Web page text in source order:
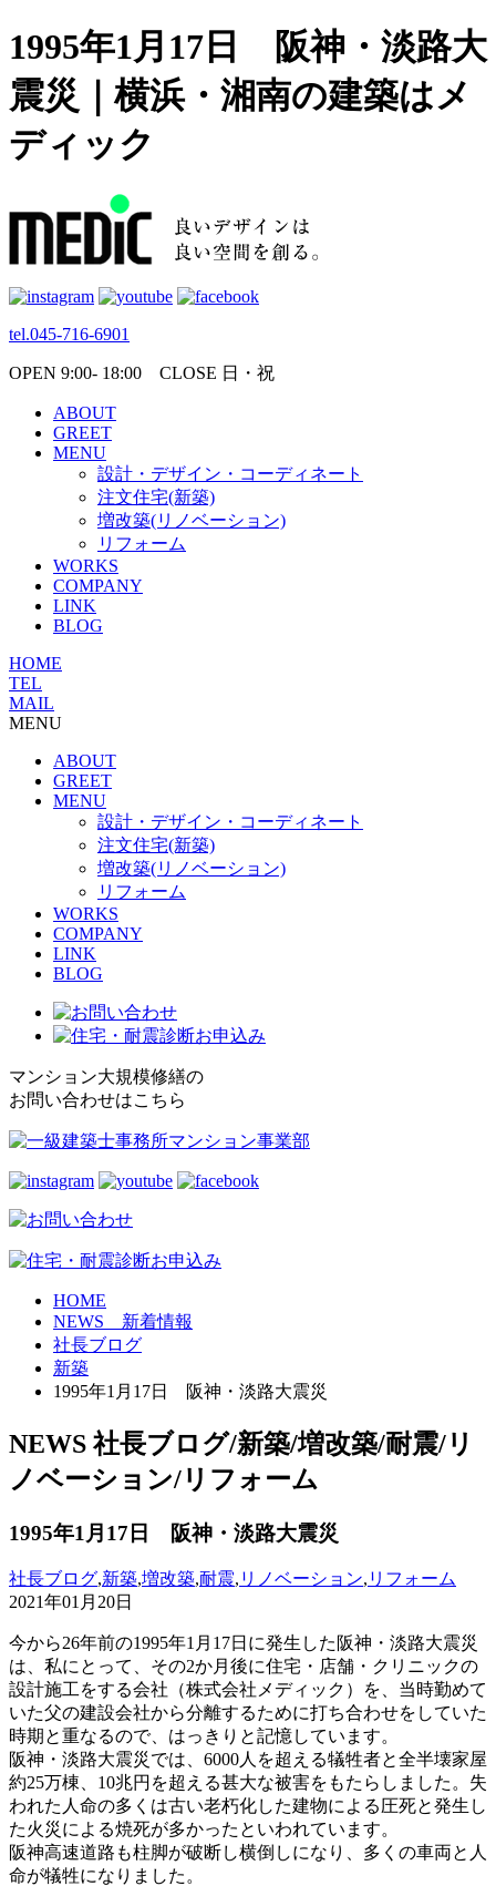
1995年1月17日 阪神・淡路大
震災｜横浜・湘南の建築はメ
ディック
tel.045-716-6901
OPEN 9:00- 18:00 CLOSE 日・祝
ABOUT
GREET
MENU
設計・デザイン・コーディネート
注文住宅(新築)
増改築(リノベーション)
リフォーム
WORKS
COMPANY
LINK
BLOG
HOME
TEL
MAIL
MENU
ABOUT
GREET
MENU
設計・デザイン・コーディネート
注文住宅(新築)
増改築(リノベーション)
リフォーム
WORKS
COMPANY
LINK
BLOG
マンション大規模修繕の
お問い合わせはこちら
HOME
NEWS 新着情報
社長ブログ
新築
1995年1月17日 阪神・淡路大震災
NEWS 社長ブログ/新築/増改築/耐震/リ
ノベーション/リフォーム
1995年1月17日 阪神・淡路大震災
社長ブログ,新築,増改築,耐震, リノベーション, リフォーム
2021年01月20日
今から26年前の1995年1月17日に発生した阪神・淡路大震災
は、私にとって、その2か月後に住宅・店舗・クリニックの
設計施工をする会社（株式会社メディック）を、当時勤めて
いた父の建設会社から分離するために打ち合わせをしていた
時期と重なるので、はっきりと記憶しています。
阪神・淡路大震災では、6000人を超える犠牲者と全半壊家屋
約25万棟、10兆円を超える甚大な被害をもたらしました。失
われた人命の多くは古い老朽化した建物による圧死と発生し
た火災による焼死が多かったといわれています。
阪神高速道路も柱脚が破断し横倒しになり、多くの車両と人
命が犠牲になりました。